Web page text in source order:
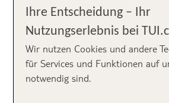
Außerdem schwärmen meine
Tschechische
Zeiten.
Unser erster Weg
eine Kneipe
Ihre Entscheidung – Ihr
Nutzungserlebnis bei
Wir nutzen Cookies und andere
für Services und Funktionen auf
notwendig sind.